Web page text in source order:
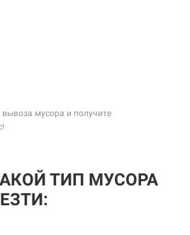
вывоза мусора и получите
ТИП МУСОРА